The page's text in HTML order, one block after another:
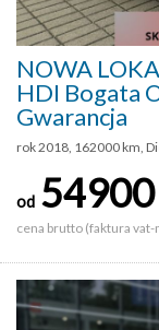
NOWA
HDI Bogata
Gwarancja
rok 2018, 162000 km,
od 54900
cena brutto (faktura vat-